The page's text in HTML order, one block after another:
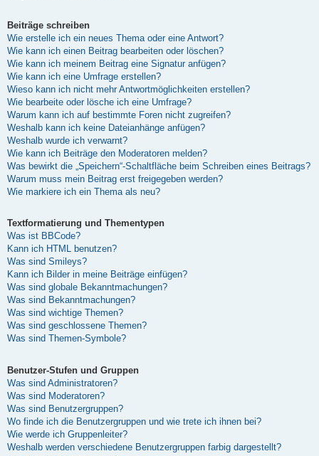
Beiträge schreiben
Wie erstelle ich ein neues Thema oder eine Antwort?
Wie kann ich einen Beitrag bearbeiten oder löschen?
Wie kann ich meinem Beitrag eine Signatur anfügen?
Wie kann ich eine Umfrage erstellen?
Wieso kann ich nicht mehr Antwortmöglichkeiten erstellen?
Wie bearbeite oder lösche ich eine Umfrage?
Warum kann ich auf bestimmte Foren nicht zugreifen?
Weshalb kann ich keine Dateianhänge anfügen?
Weshalb wurde ich verwarnt?
Wie kann ich Beiträge den Moderatoren melden?
Was bewirkt die „Speichern“-Schaltfläche beim Schreiben eines Beitrags?
Warum muss mein Beitrag erst freigegeben werden?
Wie markiere ich ein Thema als neu?
Textformatierung und Thementypen
Was ist BBCode?
Kann ich HTML benutzen?
Was sind Smileys?
Kann ich Bilder in meine Beiträge einfügen?
Was sind globale Bekanntmachungen?
Was sind Bekanntmachungen?
Was sind wichtige Themen?
Was sind geschlossene Themen?
Was sind Themen-Symbole?
Benutzer-Stufen und Gruppen
Was sind Administratoren?
Was sind Moderatoren?
Was sind Benutzergruppen?
Wo finde ich die Benutzergruppen und wie trete ich ihnen bei?
Wie werde ich Gruppenleiter?
Weshalb werden verschiedene Benutzergruppen farbig dargestellt?